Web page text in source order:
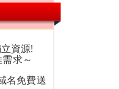
資源!
求～
名免費送